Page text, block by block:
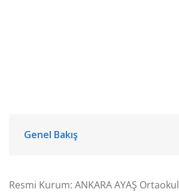
Genel Bakış
Resmi Kurum: ANKARA AYAŞ Ortaokul